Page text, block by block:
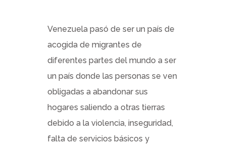
Venezuela pasó de ser un país de
acogida de migrantes de
diferentes partes del mundo a ser
un país donde las personas se ven
obligadas a abandonar sus
hogares saliendo a otras tierras
debido a la violencia, inseguridad,
falta de servicios básicos y